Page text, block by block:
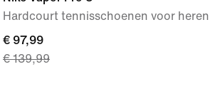
Hardcourt tennisschoenen voor heren
current
price
€ 97,99
€ 139,99